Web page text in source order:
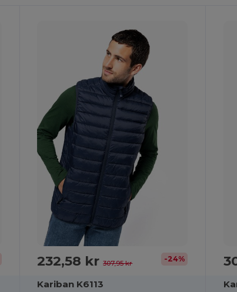
232,58 kr307,95 kr -24%
Kariban K6113